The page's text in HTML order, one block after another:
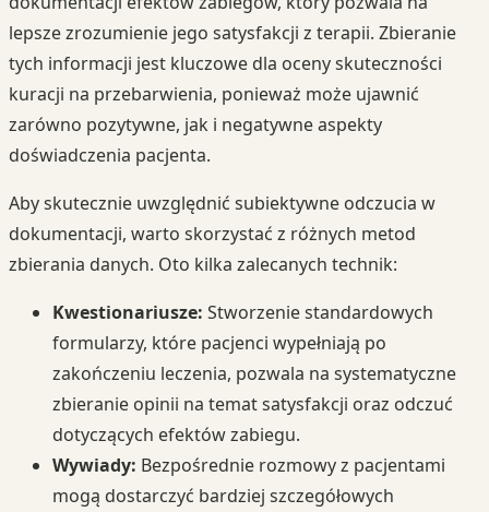
lepsze zrozumienie jego satysfakcji z terapii. Zbieranie
tych informacji jest kluczowe dla oceny skuteczności
kuracji na przebarwienia, ponieważ może ujawnić
zarówno pozytywne, jak i negatywne aspekty
doświadczenia pacjenta.
Aby skutecznie uwzględnić subiektywne odczucia w
dokumentacji, warto skorzystać z różnych metod
zbierania danych. Oto kilka zalecanych technik:
Kwestionariusze: Stworzenie standardowych
formularzy, które pacjenci wypełniają po
zakończeniu leczenia, pozwala na systematyczne
zbieranie opinii na temat satysfakcji oraz odczuć
dotyczących efektów zabiegu.
Wywiady: Bezpośrednie rozmowy z pacjentami
mogą dostarczyć bardziej szczegółowych